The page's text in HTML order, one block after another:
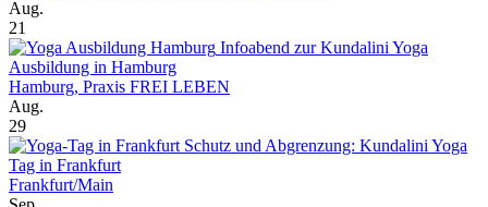
Aug.
21
Infoabend zur Kundalini Yoga
Ausbildung in Hamburg
Hamburg, Praxis FREI LEBEN
Aug.
29
Schutz und Abgrenzung: Kundalini Yoga
Tag in Frankfurt
Frankfurt/Main